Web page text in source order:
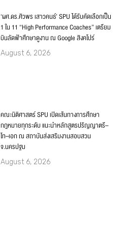
‘ผศ.ดร.ศิวพร เสาวคนธ์’ SPU ได้รับคัดเลือกเป็น
1 ใน 11 “High Performance Coaches” เตรียม
บินลัดฟ้าศึกษาดูงาน ณ Google สิงคโปร์
August 6, 2026
คณะนิติศาสตร์ SPU เปิดเส้นทางการศึกษา
กฎหมายทุกระดับ แนะนำหลักสูตรปริญญาตรี–
โท–เอก ณ สถาบันส่งเสริมงานสอบสวน
จ.นครปฐม
August 6, 2026